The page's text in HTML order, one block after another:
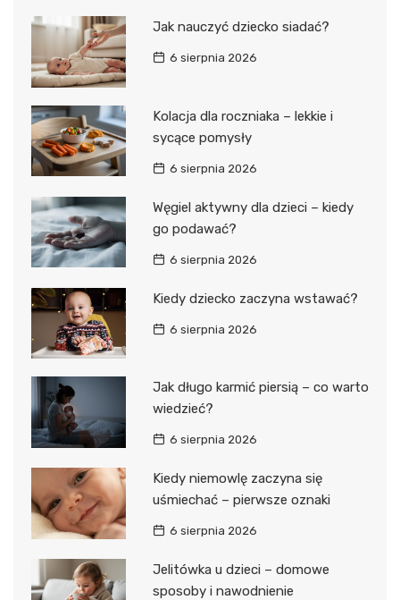
Jak nauczyć dziecko siadać?
6 sierpnia 2026
Kolacja dla roczniaka – lekkie i
sycące pomysły
6 sierpnia 2026
Węgiel aktywny dla dzieci – kiedy
go podawać?
6 sierpnia 2026
Kiedy dziecko zaczyna wstawać?
6 sierpnia 2026
Jak długo karmić piersią – co warto
wiedzieć?
6 sierpnia 2026
Kiedy niemowlę zaczyna się
uśmiechać – pierwsze oznaki
6 sierpnia 2026
Jelitówka u dzieci – domowe
sposoby i nawodnienie